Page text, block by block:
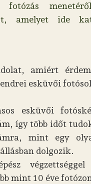
fotózás
amelyet ide
amiért
esküvői
esküvői
így több időt
mint egy
dolgozik.
végzettséggel
mint 10 éve